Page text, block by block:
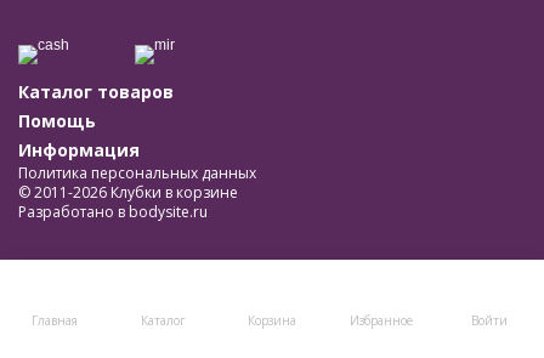
Главная Каталог Корзина Избранное Войти
Каталог товаров
Помощь
Информация
Политика персональных данных
© 2011-2026 Клубки в корзине
Разработано в bodysite.ru